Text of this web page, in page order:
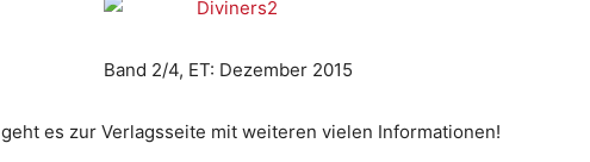
Band 2/4, ET: Dezember 2015
geht es zur Verlagsseite mit weiteren vielen Informationen!